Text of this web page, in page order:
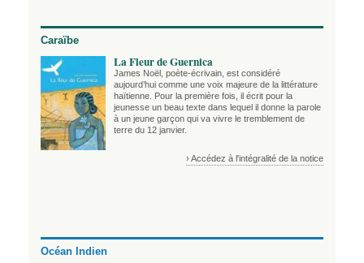
Caraïbe
La Fleur de Guernica
James Noël, poète-écrivain, est considéré
aujourd’hui comme une voix majeure de la littérature
haïtienne. Pour la première fois, il écrit pour la
jeunesse un beau texte dans lequel il donne la parole
à un jeune garçon qui va vivre le tremblement de
terre du 12 janvier.
› Accédez à l'intégralité de la notice
Océan Indien